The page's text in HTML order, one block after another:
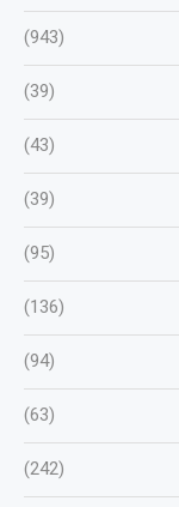
(943)
(39)
(43)
(39)
(95)
(136)
(94)
(63)
(242)